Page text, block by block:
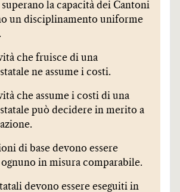
la capacità dei Cantoni
un disciplinamento uniforme
che fruisce di una
ne assume i costi.
che assume i costi di una
può decidere in merito a
di base devono essere
in misura comparabile.
devono essere eseguiti in